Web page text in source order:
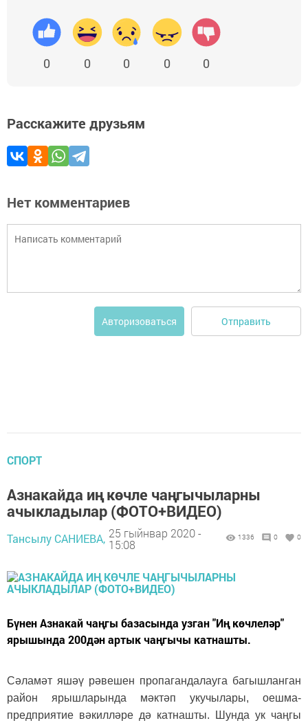
0 0 0 0 0
Расскажите друзьям
Нет комментариев
Авторизоваться Отправить
СПОРТ
Азнакайда иң көчле чаңгычыларны
ачыкладылар (ФОТО+ВИДЕО)
Тансылу САНИЕВА, 25 гыйнвар 2020 -
15:08
1336 0 0
Бүнен Азнакай чаңгы базасында узган "Иң көчлеләр"
ярышында 200дән артык чаңгычы катнашты.
Сәламәт яшәү рәвешен пропагандалауга багышланган
район ярышларында мәктәп укучылары, оешма-
предприятие вәкилләре дә катнашты. Шунда ук чаңгы